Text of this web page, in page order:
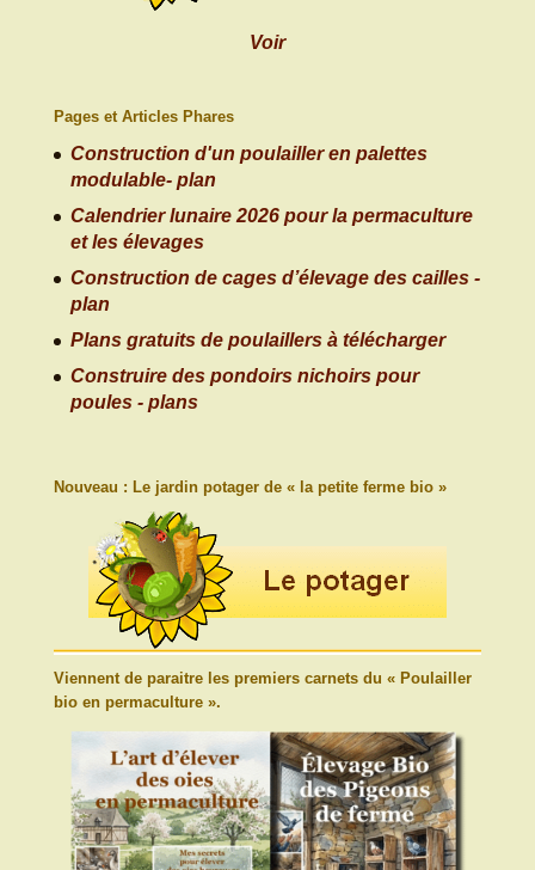
Voir
Pages et Articles Phares
Construction d'un poulailler en palettes
modulable- plan
Calendrier lunaire 2026 pour la permaculture
et les élevages
Construction de cages d’élevage des cailles -
plan
Plans gratuits de poulaillers à télécharger
Construire des pondoirs nichoirs pour
poules - plans
Nouveau : Le jardin potager de « la petite ferme bio »
Viennent de paraitre les premiers carnets du « Poulailler
bio en permaculture ».